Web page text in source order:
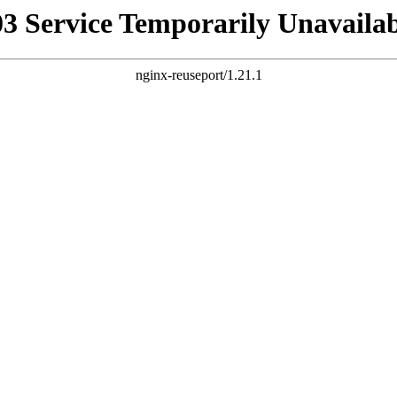
Service Temporarily
nginx-reuseport/1.21.1